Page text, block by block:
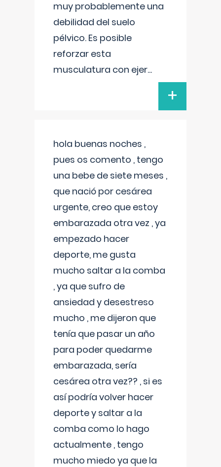
muy probablemente una
debilidad del suelo
pélvico. Es posible
reforzar esta
musculatura con ejer...
+
hola buenas noches ,
pues os comento , tengo
una bebe de siete meses ,
que nació por cesárea
urgente, creo que estoy
embarazada otra vez , ya
empezado hacer
deporte, me gusta
mucho saltar a la comba
, ya que sufro de
ansiedad y desestreso
mucho , me dijeron que
tenía que pasar un año
para poder quedarme
embarazada, sería
cesárea otra vez?? , si es
así podría volver hacer
deporte y saltar a la
comba como lo hago
actualmente , tengo
mucho miedo ya que la